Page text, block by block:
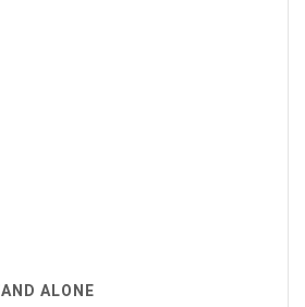
ALONE